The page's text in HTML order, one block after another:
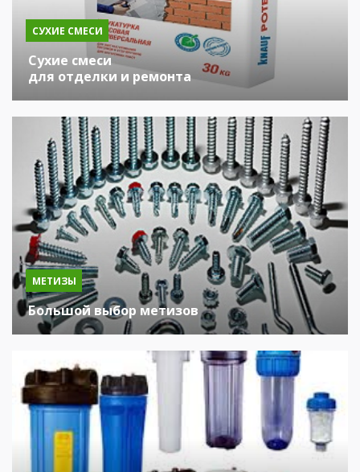
СУХИЕ СМЕСИ
Сухие смеси
для отделки и ремонта
МЕТИЗЫ
Большой выбор метизов